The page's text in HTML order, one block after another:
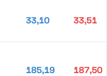
33,10 33,51
185,19 187,50